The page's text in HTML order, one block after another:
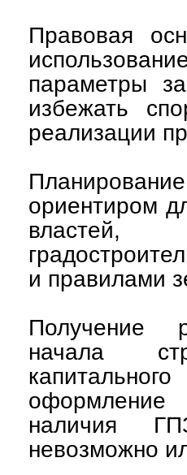
Правовая
параметры
избежать
реализации
ориентиром
властей,
и правилами
Получение
начала
оформление
наличия
невозможно